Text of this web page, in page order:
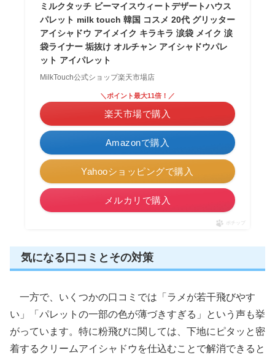
ミルクタッチ ビーマイスウィートデザートハウス
パレット milk touch 韓国 コスメ 20代 グリッター
アイシャドウ アイメイク キラキラ 涙袋 メイク 涙
袋ライナー 垢抜け オルチャン アイシャドウパレ
ット アイパレット
MilkTouch公式ショップ楽天市場店
Amazonで購入
＼ポイント最大11倍！／
楽天市場で購入
Yahooショッピングで購入
メルカリで購入
ポチップ
気になる口コミとその対策
一方で、いくつかの口コミでは「ラメが若干飛びやす
い」「パレットの一部の色が薄づきすぎる」という声も挙
がっています。特に粉飛びに関しては、下地にピタッと密
着するクリームアイシャドウを仕込むことで解消できると